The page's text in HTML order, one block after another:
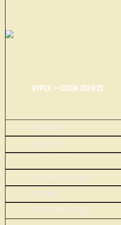
КУРСК — СЕЗОН 2024/25
ГЛАВНАЯ
НОВОСТИ
ТУРНИРЫ КЛУБА
О КЛУБЕ
ИСТОРИЯ КЛУБА